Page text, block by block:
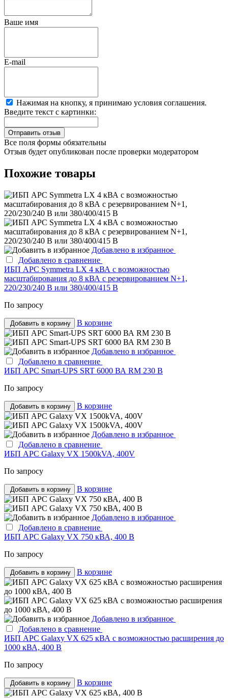
Ваше имя
E-mail
Нажимая на кнопку, я принимаю условия соглашения.
Введите текст с картинки:
Все поля формы обязательны
Отзыв будет опубликован после проверки модератором
Похожие товары
Добавлено в избранное
Добавлено в сравнение
ИБП APC Symmetra LX 4 кВА с возможностью
масштабирования до 8 кВА с резервированием N+1,
220/230/240 В или 380/400/415 В
По запросу
Добавить в корзину В корзине
Добавлено в избранное
Добавлено в сравнение
ИБП APC Smart-UPS SRT 6000 ВА RM 230 В
По запросу
Добавить в корзину В корзине
Добавлено в избранное
Добавлено в сравнение
ИБП APC Galaxy VX 1500kVA, 400V
По запросу
Добавить в корзину В корзине
Добавлено в избранное
Добавлено в сравнение
ИБП APC Galaxy VX 750 кВА, 400 В
По запросу
Добавить в корзину В корзине
Добавлено в избранное
Добавлено в сравнение
ИБП APC Galaxy VX 625 кВА с возможностью расширения до
1000 кВА, 400 В
По запросу
Добавить в корзину В корзине